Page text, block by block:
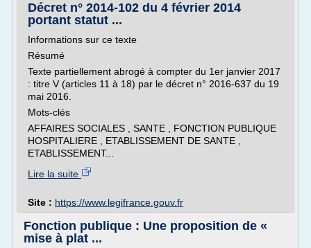
Décret n° 2014-102 du 4 février 2014
portant statut ...
Informations sur ce texte
Résumé
Texte partiellement abrogé à compter du 1er janvier 2017
: titre V (articles 11 à 18) par le décret n° 2016-637 du 19
mai 2016.
Mots-clés
AFFAIRES SOCIALES , SANTE , FONCTION PUBLIQUE
HOSPITALIERE , ETABLISSEMENT DE SANTE ,
ETABLISSEMENT...
Lire la suite
Site : https://www.legifrance.gouv.fr
Fonction publique : Une proposition de «
mise à plat ...